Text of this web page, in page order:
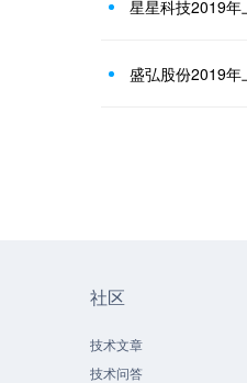
星星科技2019
盛弘股份2019年
社区
技术文章
技术问答